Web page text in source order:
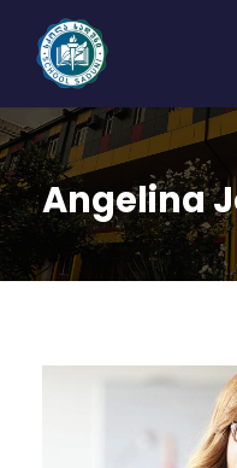
Angelina